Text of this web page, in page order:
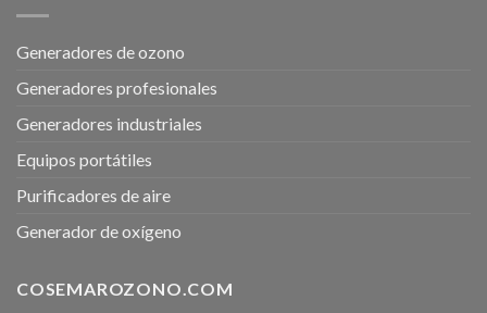
Generadores de ozono
Generadores profesionales
Generadores industriales
Equipos portátiles
Purificadores de aire
Generador de oxígeno
COSEMAROZONO.COM